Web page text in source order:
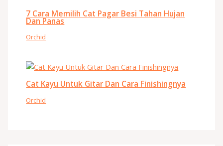
7 Cara Memilih Cat Pagar Besi Tahan Hujan
Dan Panas
Orchid
Cat Kayu Untuk Gitar Dan Cara Finishingnya
Orchid